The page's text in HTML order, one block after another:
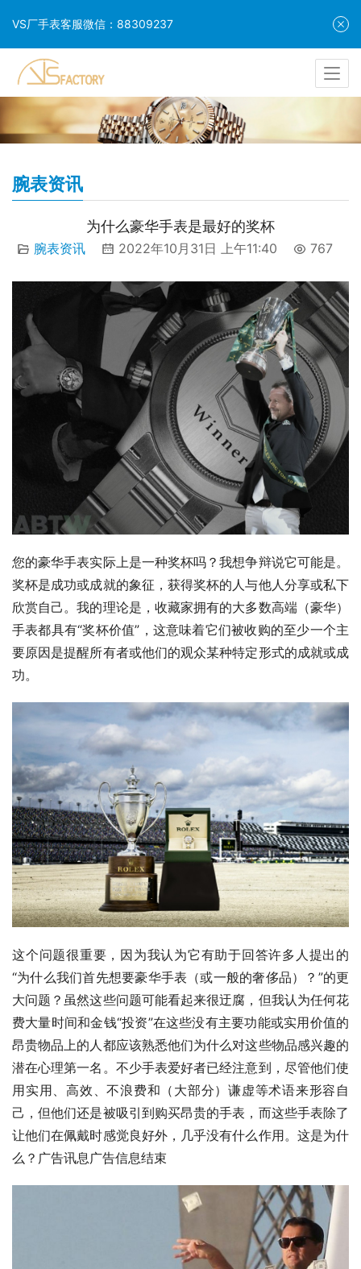
腕表资讯
为什么豪华手表是最好的奖杯
腕表资讯 2022年10月31日 上午11:40 767
您的豪华手表实际上是一种奖杯吗？我想争辩说它可能是。
奖杯是成功或成就的象征，获得奖杯的人与他人分享或私下
欣赏自己。我的理论是，收藏家拥有的大多数高端（豪华）
手表都具有“奖杯价值”，这意味着它们被收购的至少一个主
要原因是提醒所有者或他们的观众某种特定形式的成就或成
功。
这个问题很重要，因为我认为它有助于回答许多人提出的
“为什么我们首先想要豪华手表（或一般的奢侈品）？”的更
大问题？虽然这些问题可能看起来很迂腐，但我认为任何花
费大量时间和金钱“投资”在这些没有主要功能或实用价值的
昂贵物品上的人都应该熟悉他们为什么对这些物品感兴趣的
潜在心理第一名。不少手表爱好者已经注意到，尽管他们使
用实用、高效、不浪费和（大部分）谦虚等术语来形容自
己，但他们还是被吸引到购买昂贵的手表，而这些手表除了
让他们在佩戴时感觉良好外，几乎没有什么作用。这是为什
么？广告讯息广告信息结束
VS厂手表客服微信：88309237